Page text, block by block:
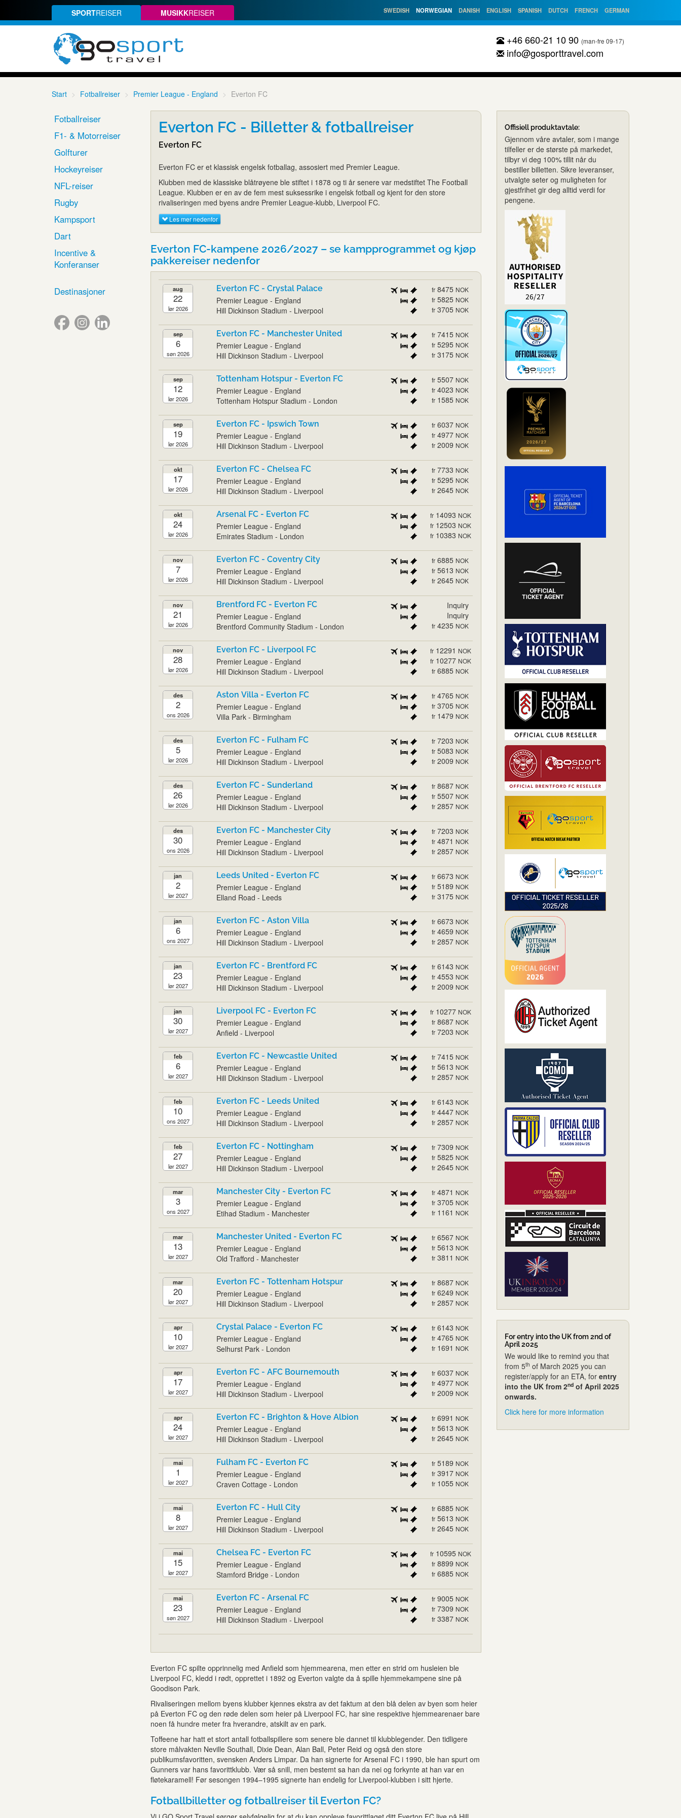
SPORTREISER MUSIKKREISER SWEDISH NORWEGIAN DANISH ENGLISH SPANISH DUTCH FRENCH GERMAN
+46 660-21 10 90 (man-fre 09-17)
info@gosporttravel.com
Start Fotballreiser Premier League - England Everton FC
Fotballreiser
F1- & Motorreiser
Golfturer
Hockeyreiser
NFL-reiser
Rugby
Kampsport
Dart
Incentive &
Konferanser
Destinasjoner
Everton FC - Billetter & fotballreiser
Everton FC
Everton FC er et klassisk engelsk fotballag, assosiert med Premier League.
Klubben med de klassiske blåtrøyene ble stiftet i 1878 og ti år senere var medstiftet The Football
League. Klubben er en av de fem mest suksessrike i engelsk fotball og kjent for den store
rivaliseringen med byens andre Premier League-klubb, Liverpool FC.
Les mer nedenfor
Everton FC-kampene 2026/2027 – se kampprogrammet og kjøp
pakkereiser nedenfor
aug
22
lør 2026
Everton FC - Crystal Palace
Premier League - England
Hill Dickinson Stadium - Liverpool
fr 8475 NOK
fr 5825 NOK
fr 3705 NOK
sep
6
søn 2026
Everton FC - Manchester United
Premier League - England
Hill Dickinson Stadium - Liverpool
fr 7415 NOK
fr 5295 NOK
fr 3175 NOK
sep
12
lør 2026
Tottenham Hotspur - Everton FC
Premier League - England
Tottenham Hotspur Stadium - London
fr 5507 NOK
fr 4023 NOK
fr 1585 NOK
sep
19
lør 2026
Everton FC - Ipswich Town
Premier League - England
Hill Dickinson Stadium - Liverpool
fr 6037 NOK
fr 4977 NOK
fr 2009 NOK
okt
17
lør 2026
Everton FC - Chelsea FC
Premier League - England
Hill Dickinson Stadium - Liverpool
fr 7733 NOK
fr 5295 NOK
fr 2645 NOK
okt
24
lør 2026
Arsenal FC - Everton FC
Premier League - England
Emirates Stadium - London
fr 14093 NOK
fr 12503 NOK
fr 10383 NOK
nov
7
lør 2026
Everton FC - Coventry City
Premier League - England
Hill Dickinson Stadium - Liverpool
fr 6885 NOK
fr 5613 NOK
fr 2645 NOK
nov
21
lør 2026
Brentford FC - Everton FC
Premier League - England
Brentford Community Stadium - London
Inquiry
Inquiry
fr 4235 NOK
nov
28
lør 2026
Everton FC - Liverpool FC
Premier League - England
Hill Dickinson Stadium - Liverpool
fr 12291 NOK
fr 10277 NOK
fr 6885 NOK
des
2
ons 2026
Aston Villa - Everton FC
Premier League - England
Villa Park - Birmingham
fr 4765 NOK
fr 3705 NOK
fr 1479 NOK
des
5
lør 2026
Everton FC - Fulham FC
Premier League - England
Hill Dickinson Stadium - Liverpool
fr 7203 NOK
fr 5083 NOK
fr 2009 NOK
des
26
lør 2026
Everton FC - Sunderland
Premier League - England
Hill Dickinson Stadium - Liverpool
fr 8687 NOK
fr 5507 NOK
fr 2857 NOK
des
30
ons 2026
Everton FC - Manchester City
Premier League - England
Hill Dickinson Stadium - Liverpool
fr 7203 NOK
fr 4871 NOK
fr 2857 NOK
jan
2
lør 2027
Leeds United - Everton FC
Premier League - England
Elland Road - Leeds
fr 6673 NOK
fr 5189 NOK
fr 3175 NOK
jan
6
ons 2027
Everton FC - Aston Villa
Premier League - England
Hill Dickinson Stadium - Liverpool
fr 6673 NOK
fr 4659 NOK
fr 2857 NOK
jan
23
lør 2027
Everton FC - Brentford FC
Premier League - England
Hill Dickinson Stadium - Liverpool
fr 6143 NOK
fr 4553 NOK
fr 2009 NOK
jan
30
lør 2027
Liverpool FC - Everton FC
Premier League - England
Anfield - Liverpool
fr 10277 NOK
fr 8687 NOK
fr 7203 NOK
feb
6
lør 2027
Everton FC - Newcastle United
Premier League - England
Hill Dickinson Stadium - Liverpool
fr 7415 NOK
fr 5613 NOK
fr 2857 NOK
feb
10
ons 2027
Everton FC - Leeds United
Premier League - England
Hill Dickinson Stadium - Liverpool
fr 6143 NOK
fr 4447 NOK
fr 2857 NOK
feb
27
lør 2027
Everton FC - Nottingham
Premier League - England
Hill Dickinson Stadium - Liverpool
fr 7309 NOK
fr 5825 NOK
fr 2645 NOK
mar
3
ons 2027
Manchester City - Everton FC
Premier League - England
Etihad Stadium - Manchester
fr 4871 NOK
fr 3705 NOK
fr 1161 NOK
mar
13
lør 2027
Manchester United - Everton FC
Premier League - England
Old Trafford - Manchester
fr 6567 NOK
fr 5613 NOK
fr 3811 NOK
mar
20
lør 2027
Everton FC - Tottenham Hotspur
Premier League - England
Hill Dickinson Stadium - Liverpool
fr 8687 NOK
fr 6249 NOK
fr 2857 NOK
apr
10
lør 2027
Crystal Palace - Everton FC
Premier League - England
Selhurst Park - London
fr 6143 NOK
fr 4765 NOK
fr 1691 NOK
apr
17
lør 2027
Everton FC - AFC Bournemouth
Premier League - England
Hill Dickinson Stadium - Liverpool
fr 6037 NOK
fr 4977 NOK
fr 2009 NOK
apr
24
lør 2027
Everton FC - Brighton & Hove Albion
Premier League - England
Hill Dickinson Stadium - Liverpool
fr 6991 NOK
fr 5613 NOK
fr 2645 NOK
mai
1
lør 2027
Fulham FC - Everton FC
Premier League - England
Craven Cottage - London
fr 5189 NOK
fr 3917 NOK
fr 1055 NOK
mai
8
lør 2027
Everton FC - Hull City
Premier League - England
Hill Dickinson Stadium - Liverpool
fr 6885 NOK
fr 5613 NOK
fr 2645 NOK
mai
15
lør 2027
Chelsea FC - Everton FC
Premier League - England
Stamford Bridge - London
fr 10595 NOK
fr 8899 NOK
fr 6885 NOK
mai
23
søn 2027
Everton FC - Arsenal FC
Premier League - England
Hill Dickinson Stadium - Liverpool
fr 9005 NOK
fr 7309 NOK
fr 3387 NOK
Everton FC spilte opprinnelig med Anfield som hjemmearena, men etter en strid om husleien ble
Liverpool FC, kledd i rødt, opprettet i 1892 og Everton valgte da å spille hjemmekampene sine på
Goodison Park.
Rivaliseringen mellom byens klubber kjennes ekstra av det faktum at den blå delen av byen som heier
på Everton FC og den røde delen som heier på Liverpool FC, har sine respektive hjemmearenaer bare
noen få hundre meter fra hverandre, atskilt av en park.
Toffeene har hatt et stort antall fotballspillere som senere ble dannet til klubblegender. Den tidligere
store målvakten Neville Southall, Dixie Dean, Alan Ball, Peter Reid og også den store
publikumsfavoritten, svensken Anders Limpar. Da han signerte for Arsenal FC i 1990, ble han spurt om
Gunners var hans favorittklubb. Vær så snill, men bestemt sa han da nei og forkynte at han var en
fløtekaramell! Før sesongen 1994–1995 signerte han endelig for Liverpool-klubben i sitt hjerte.
Fotballbilletter og fotballreiser til Everton FC?
Offisiell produktavtale:
Gjennom våre avtaler, som i mange
tilfeller er de største på markedet,
tilbyr vi deg 100% tillit når du
bestiller billetten. Sikre leveranser,
utvalgte seter og muligheten for
gjestfrihet gir deg alltid verdi for
pengene.
For entry into the UK from 2nd of
April 2025
We would like to remind you that
from 5th of March 2025 you can
register/apply for an ETA, for entry
into the UK from 2ndof April 2025
onwards.
Click here for more information